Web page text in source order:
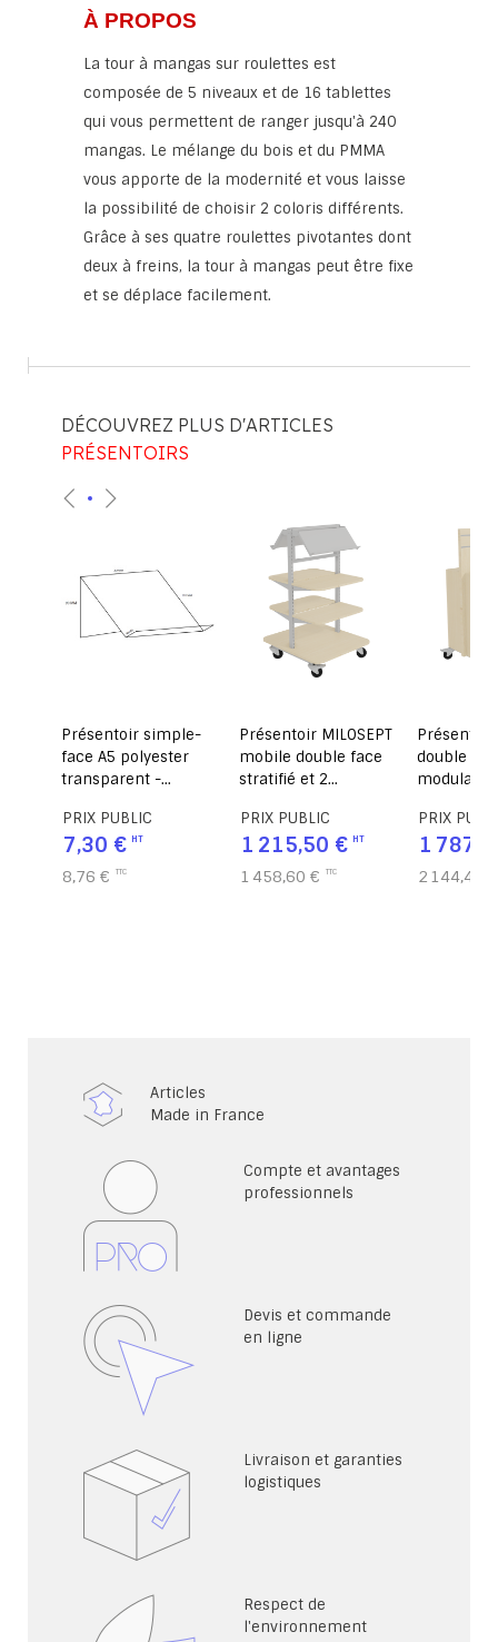
À PROPOS
La tour à mangas sur roulettes est
composée de 5 niveaux et de 16 tablettes
qui vous permettent de ranger jusqu'à 240
mangas. Le mélange du bois et du PMMA
vous apporte de la modernité et vous laisse
la possibilité de choisir 2 coloris différents.
Grâce à ses quatre roulettes pivotantes dont
deux à freins, la tour à mangas peut être fixe
et se déplace facilement.
DÉCOUVREZ PLUS D'ARTICLES
PRÉSENTOIRS
Présentoir simple-
face A5 polyester
transparent -
PRIX PUBLIC
7,30 €
8,76 €
Présentoir MILOSEPT
mobile double face
stratifié et 2
L60xP84xH120 cm
PRIX PUBLIC
1 215,50 €
1 458,60 €
Présentoir
double
modulaire
PRIX
1
2 144,40 €
Articles
Made in France
Compte et avantages
professionnels
Devis et commande
en ligne
Livraison et garanties
logistiques
Respect de
l'environnement